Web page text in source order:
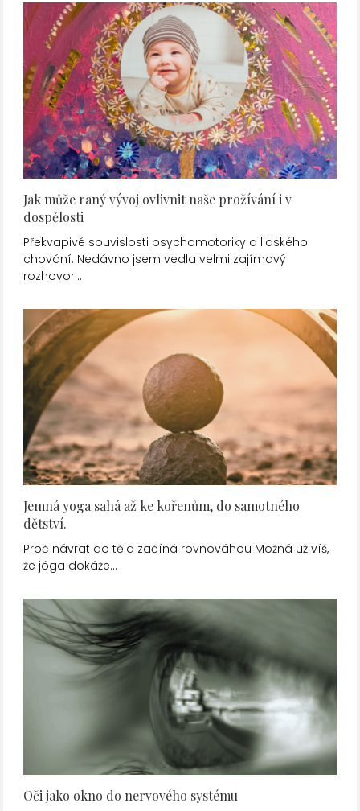
Jak může raný vývoj ovlivnit naše prožívání i v
dospělosti
Překvapivé souvislosti psychomotoriky a lidského
chování. Nedávno jsem vedla velmi zajímavý
rozhovor…
Jemná yoga sahá až ke kořenům, do samotného
dětství.
Proč návrat do těla začíná rovnováhou Možná už víš,
že jóga dokáže…
Oči jako okno do nervového systému